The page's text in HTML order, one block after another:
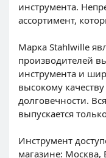
инструмента.
ассортимент,
Марка Stahlwille
производителей
инструмента и
высокому
долговечности.
выпускается
Инструмент
магазине: Москва,